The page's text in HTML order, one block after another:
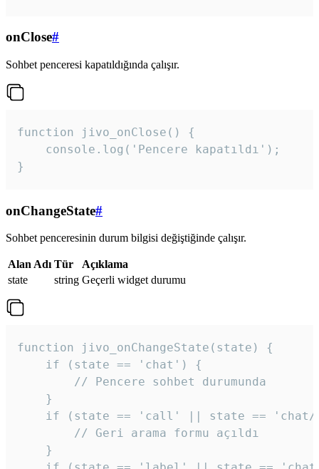
onClose#
Sohbet penceresi kapatıldığında çalışır.
function jivo_onClose() {
    console.log('Pencere kapatıldı');
}
onChangeState#
Sohbet penceresinin durum bilgisi değiştiğinde çalışır.
Alan Adı Tür
Açıklama
state
string Geçerli widget durumu
function jivo_onChangeState(state) {
    if (state == 'chat') {
        // Pencere sohbet durumunda
    }
if (state == 'call' || state ==
        // Geri arama formu açıldı
    }